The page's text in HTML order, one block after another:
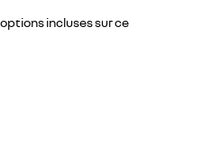
incluses sur ce